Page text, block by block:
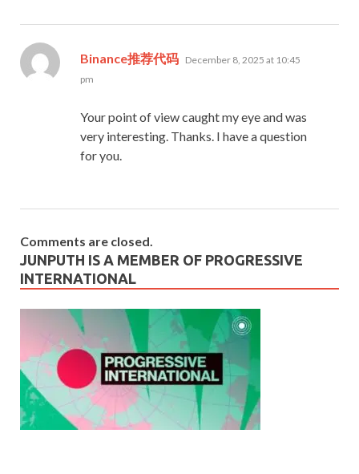
Binance推荐代码 says:
December 8, 2025 at 10:45
pm
Your point of view caught my eye and was
very interesting. Thanks. I have a question
for you.
Comments are closed.
JUNPUTH IS A MEMBER OF PROGRESSIVE
INTERNATIONAL